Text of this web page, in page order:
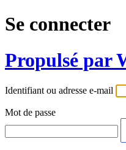
Se connecter
Propulsé par
Identifiant ou adresse e-mail
Mot de passe